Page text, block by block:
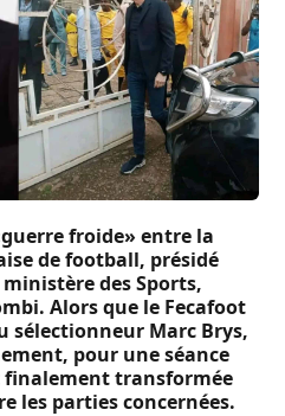
froide» entre la
de football, présidé
ministère des Sports,
Alors que le Fecafoot
sélectionneur Marc Brys,
pour une séance
finalement transformée
les parties concernées.